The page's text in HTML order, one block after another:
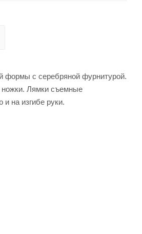
формы с серебряной фурнитурой.
ножки. Лямки съемные
на изгибе руки.